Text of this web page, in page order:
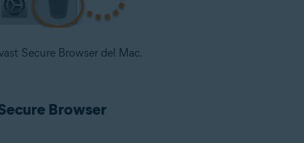
Secure Browser del Mac.
Browser